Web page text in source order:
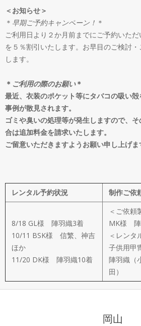
＆
オ
ー
ダ
ー
メ
イ
ド
製
作
武
＜お知らせ＞
＊ 早期ご予約キャンペーン！ ＊
ご利用日より２か月前までにご予約いた
を５％割引いたします。お早目のご検討
します。
＊ ご利用の際のお願い＊
最近、衣装のポケット等にタバコの吸い
事例が散見されます。
ゴミや臭いの処理等が発生しますので、
合は追加料金を請求いたします。
ご留意いただきますようお願い申し上げま
レンタル予約状況 制作ご依
8/18 GL様 陣羽織3着
10/11 BSK様 信繁、神吉
ほか
11/20 DK様 陣羽織10着
＜ご依頼
MK様 陣
＜レンタ
子供用甲
陣羽織（
田）
岡山